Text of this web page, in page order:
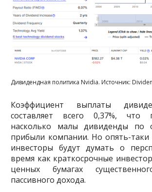
Дивидендная политика Nvidia. Источник:
Коэффициент выплаты
составляет всего 0,37%, что
насколько малы дивиденды по
прибыли компании. Но опять-таки
инвесторы будут думать о
время как краткосрочные
ценных бумагах
пассивного дохода.